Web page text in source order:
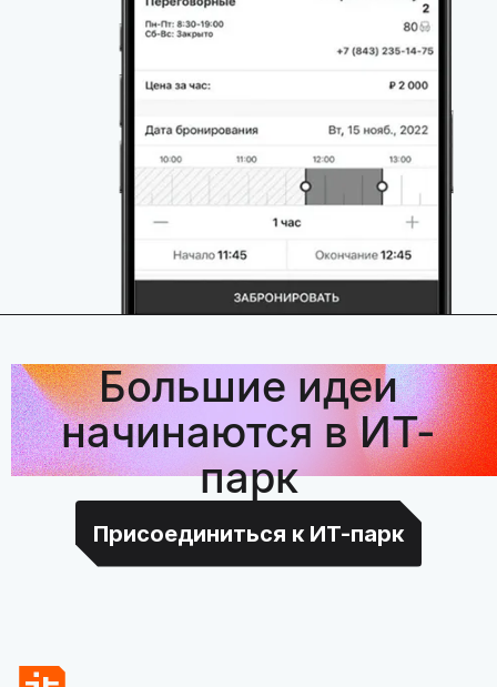
Большие идеи
начинаются в ИТ-
парк
Присоединиться к ИТ-парк